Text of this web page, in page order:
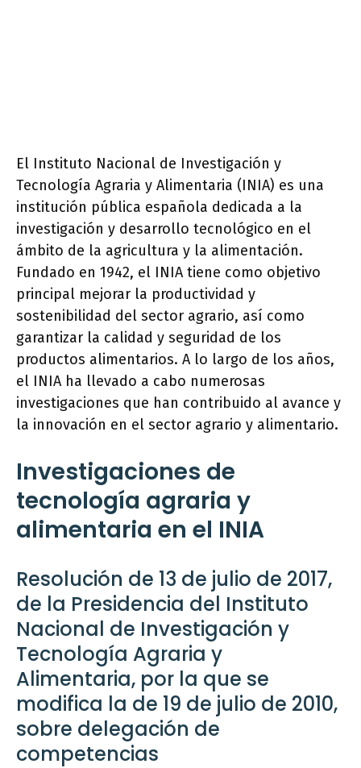
El Instituto Nacional de Investigación y
Tecnología Agraria y Alimentaria (INIA) es una
institución pública española dedicada a la
investigación y desarrollo tecnológico en el
ámbito de la agricultura y la alimentación.
Fundado en 1942, el INIA tiene como objetivo
principal mejorar la productividad y
sostenibilidad del sector agrario, así como
garantizar la calidad y seguridad de los
productos alimentarios. A lo largo de los años,
el INIA ha llevado a cabo numerosas
investigaciones que han contribuido al avance y
la innovación en el sector agrario y alimentario.
Investigaciones de
tecnología agraria y
alimentaria en el INIA
Resolución de 13 de julio de 2017,
de la Presidencia del Instituto
Nacional de Investigación y
Tecnología Agraria y
Alimentaria, por la que se
modifica la de 19 de julio de 2010,
sobre delegación de
competencias